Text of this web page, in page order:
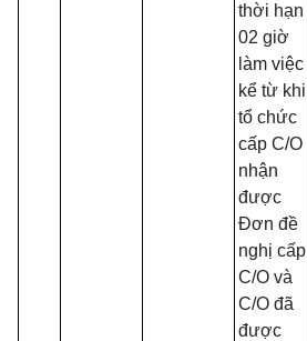
thời hạn
02 giờ
làm việc
kể từ khi
tổ chức
cấp C/O
nhận
được
Đơn đề
nghị cấp
C/O và
C/O đã
được